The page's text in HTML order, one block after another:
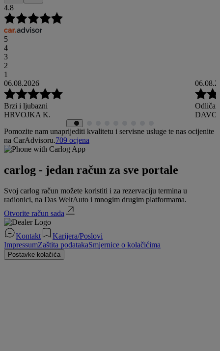
4.8
5
4
3
2
1
06.08.2026
Brzi i ljubazni
HRVOJKA K.
Odličan
Pomozite nam unaprijediti kvalitetu i servisne usluge te nas ocijenite
na CarAdvisoru.709 ocjena
carlog - jedan račun za sve portale
Svoj carlog račun možete koristiti i za rezervaciju termina u
radionici, na Das WeltAuto i mnogim drugim platformama.
Otvorite račun sada
Kontakt
Karijera/Poslovi
ImpressumZaštita podatakaSmjernice o kolačićima
Postavke kolačića